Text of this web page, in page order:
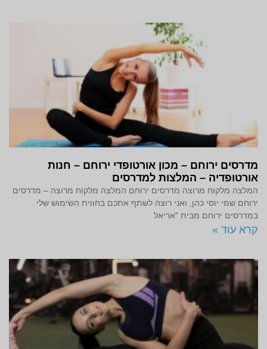
מדרסים ירוחם – מכון אורטופדי ירוחם – חנות
אורטופדיה – המלצות למדרסים
המלצה מלקוח מרוצה מדרסים ירוחם המלצה מלקוח מרוצה – מדרסים
ירוחם שמי יוסי כהן, ואני רוצה לשתף אתכם בחווית השימוש שלי
במדרסים ירוחם מבית "אריאל
קרא עוד »